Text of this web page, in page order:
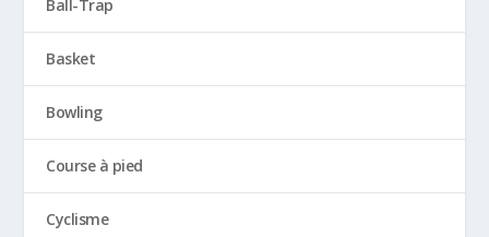
Ball-Trap
Basket
Bowling
Course à pied
Cyclisme